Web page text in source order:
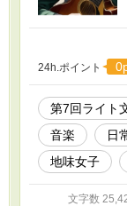
24h.ポイント
第7回ライト
音楽
日
地味女子
文字数